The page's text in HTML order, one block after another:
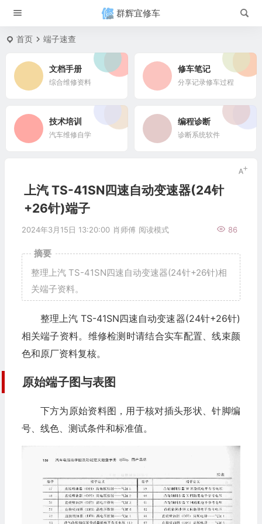
群辉宜修车
首页 端子速查
文档手册
综合维修资料
修车笔记
分享记录修车过程
技术培训
汽车维修自学
编程诊断
诊断系统软件
上汽 TS-41SN四速自动变速器(24针
+26针)端子
2024年3月15日 13:20:00 肖师傅 86
阅读模式
摘要
整理上汽 TS-41SN四速自动变速器(24针+26针)相
关端子资料。
整理上汽 TS-41SN四速自动变速器(24针+26针)
相关端子资料。维修检测时请结合实车配置、线束颜
色和原厂资料复核。
原始端子图与表图
下方为原始资料图，用于核对插头形状、针脚编
号、线色、测试条件和标准值。